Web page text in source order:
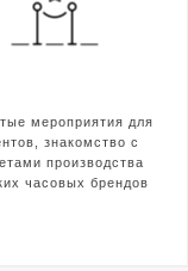
мероприятия для
знакомство с
производства
часовых брендов